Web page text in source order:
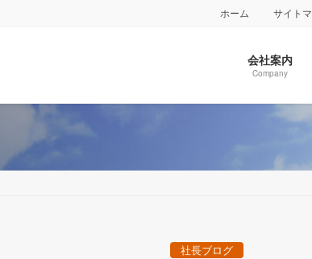
ホーム サイト
会社案内
Company
社長ブログ